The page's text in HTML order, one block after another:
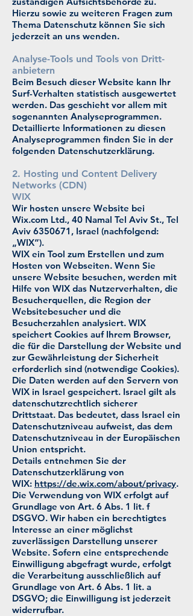
Hierzu sowie zu weiteren Fragen zum
Thema Datenschutz können Sie sich
jederzeit an uns wenden.
Analyse-Tools und Tools von Dritt­
anbietern
Beim Besuch dieser Website kann Ihr
Surf-Verhalten statistisch ausgewertet
werden. Das geschieht vor allem mit
sogenannten Analyseprogrammen.
Detaillierte Informationen zu diesen
Analyseprogrammen finden Sie in der
folgenden Datenschutzerklärung.
2. Hosting und Content Delivery
Networks (CDN)
WIX
Wir hosten unsere Website bei
Wix.com Ltd., 40 Namal Tel Aviv St., Tel
Aviv 6350671 , Israel (nachfolgend:
„WIX“).
WIX ein Tool zum Erstellen und zum
Hosten von Webseiten. Wenn Sie
unsere Website besuchen, werden mit
Hilfe von WIX das Nutzerverhalten, die
Besucherquellen, die Region der
Websitebesucher und die
Besucherzahlen analysiert. WIX
speichert Cookies auf Ihrem Browser,
die für die Darstellung der Website und
zur Gewährleistung der Sicherheit
erforderlich sind (notwendige Cookies).
Die Daten werden auf den Servern von
WIX in Israel gespeichert. Israel gilt als
datenschutzrechtlich sicherer
Drittstaat. Das bedeutet, dass Israel ein
Datenschutzniveau aufweist, das dem
Datenschutzniveau in der Europäischen
Union entspricht.
Details entnehmen Sie der
Datenschutzerklärung von
WIX: https://de.wix.com/about/privacy.
Die Verwendung von WIX erfolgt auf
Grundlage von Art. 6 Abs. 1 lit. f
DSGVO. Wir haben ein berechtigtes
Interesse an einer möglichst
zuverlässigen Darstellung unserer
Website. Sofern eine entsprechende
Einwilligung abgefragt wurde, erfolgt
die Verarbeitung ausschließlich auf
Grundlage von Art. 6 Abs. 1 lit. a
DSGVO; die Einwilligung ist jederzeit
widerrufbar.